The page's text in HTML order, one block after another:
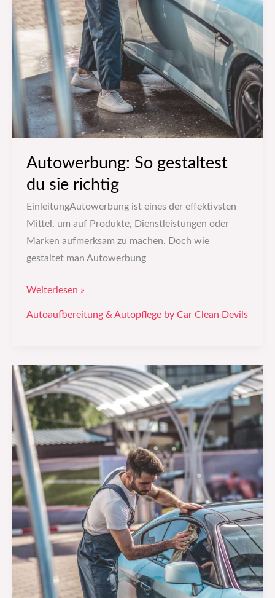
Autowerbung: So gestaltest
du sie richtig
EinleitungAutowerbung ist eines der effektivsten
Mittel, um auf Produkte, Dienstleistungen oder
Marken aufmerksam zu machen. Doch wie
gestaltet man Autowerbung
Weiterlesen »
Autoaufbereitung & Autopflege by Car Clean Devils
Fahrzeugwerbung:
Die
besten
Materialien
und
wie
Sie
Ihre
Botschaft
perfekt
inszenieren